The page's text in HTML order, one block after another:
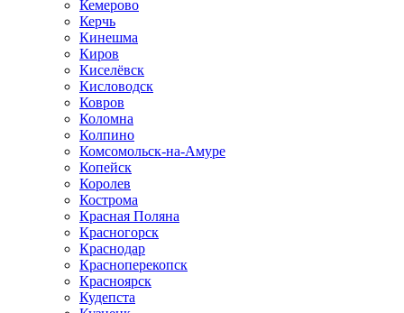
Кемерово
Керчь
Кинешма
Киров
Киселёвск
Кисловодск
Ковров
Коломна
Колпино
Комсомольск-на-Амуре
Копейск
Королев
Кострома
Красная Поляна
Красногорск
Краснодар
Красноперекопск
Красноярск
Кудепста